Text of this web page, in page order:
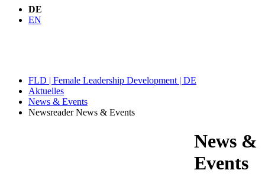
DE
EN
FLD | Female Leadership Development | DE
Aktuelles
News & Events
Newsreader News & Events
News &
Events